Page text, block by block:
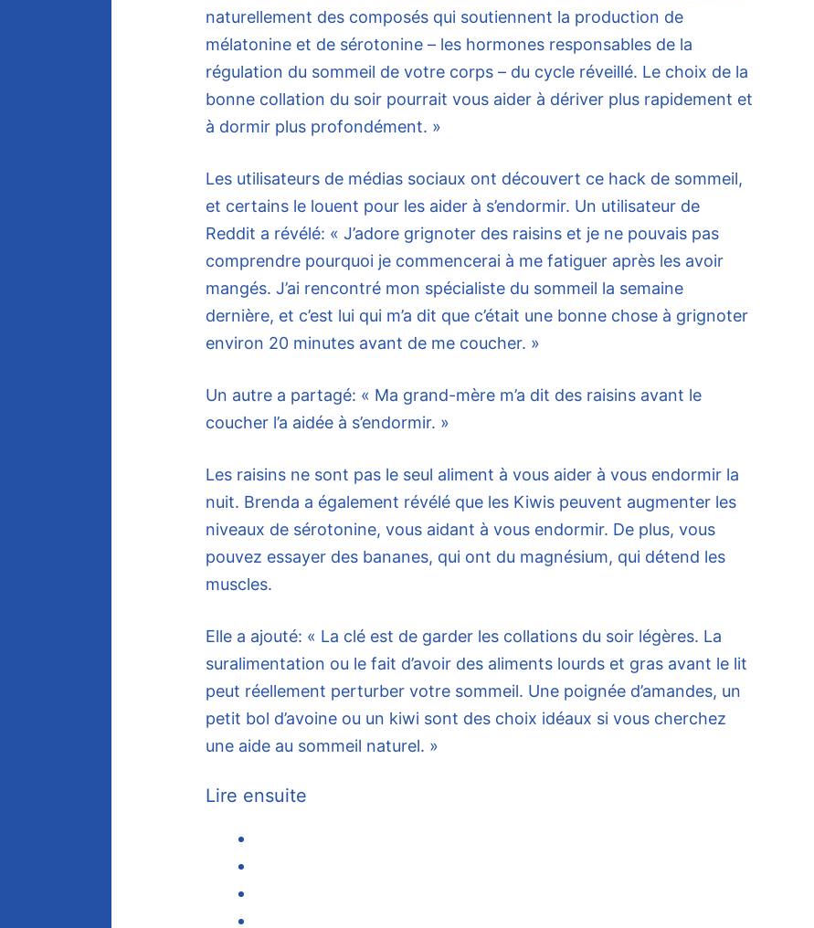
naturellement des composés qui soutiennent la production de
mélatonine et de sérotonine – les hormones responsables de la
régulation du sommeil de votre corps – du cycle réveillé. Le choix de la
bonne collation du soir pourrait vous aider à dériver plus rapidement et
à dormir plus profondément. »
Les utilisateurs de médias sociaux ont découvert ce hack de sommeil,
et certains le louent pour les aider à s’endormir. Un utilisateur de
Reddit a révélé: « J’adore grignoter des raisins et je ne pouvais pas
comprendre pourquoi je commencerai à me fatiguer après les avoir
mangés. J’ai rencontré mon spécialiste du sommeil la semaine
dernière, et c’est lui qui m’a dit que c’était une bonne chose à grignoter
environ 20 minutes avant de me coucher. »
Un autre a partagé: « Ma grand-mère m’a dit des raisins avant le
coucher l’a aidée à s’endormir. »
Les raisins ne sont pas le seul aliment à vous aider à vous endormir la
nuit. Brenda a également révélé que les Kiwis peuvent augmenter les
niveaux de sérotonine, vous aidant à vous endormir. De plus, vous
pouvez essayer des bananes, qui ont du magnésium, qui détend les
muscles.
Elle a ajouté: « La clé est de garder les collations du soir légères. La
suralimentation ou le fait d’avoir des aliments lourds et gras avant le lit
peut réellement perturber votre sommeil. Une poignée d’amandes, un
petit bol d’avoine ou un kiwi sont des choix idéaux si vous cherchez
une aide au sommeil naturel. »
Lire ensuite